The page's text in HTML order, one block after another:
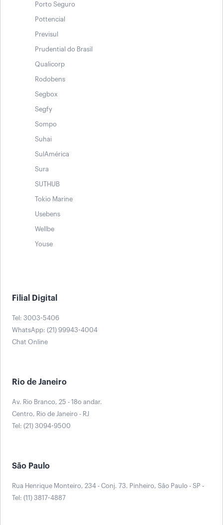
Porto Seguro
Pottencial
Previsul
Prudential do Brasil
Qualicorp
Rodobens
Segbox
Segfy
Sompo
Suhai
SulAmérica
Sura
SUTHUB
Tokio Marine
Usebens
Wellbe
Youse
Filial Digital
Tel: 3003-5406
WhatsApp: (21) 99943-4004
Chat Online
Rio de Janeiro
Av. Rio Branco, 25 - 18o andar.
Centro, Rio de Janeiro - RJ
Tel: (21) 3094-9500
São Paulo
Rua Henrique Monteiro, 234 - Conj. 73. Pinheiro, São Paulo - SP -
Tel: (11) 3817-4887